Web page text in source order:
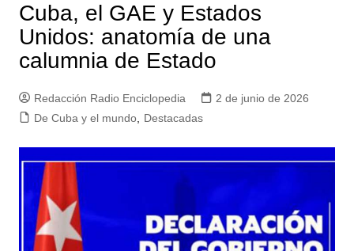
Cuba, el GAE y Estados
Unidos: anatomía de una
calumnia de Estado
Redacción Radio Enciclopedia
2 de junio de 2026
De Cuba y el mundo, Destacadas